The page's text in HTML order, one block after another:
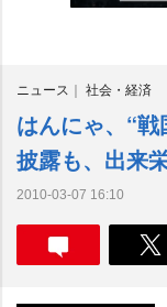
ニュース 社会・経済
はんにゃ、“戦
披露も、出来
2010-03-07 16:10